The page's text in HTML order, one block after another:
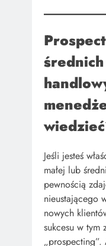
Jeśli jesteś
małej lub
pewnością
nieustającego
nowych
sukcesu w tym